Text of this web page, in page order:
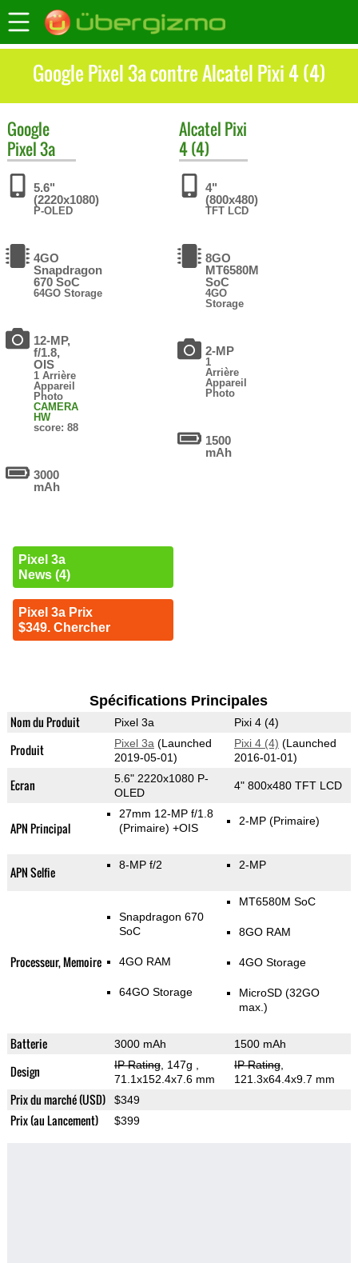
Google Pixel 3a contre Alcatel Pixi 4 (4)
Google
Pixel 3a
5.6"
(2220x1080)
P-OLED
4GO
Snapdragon
670 SoC
64GO Storage
12-MP,
f/1.8,
OIS
1 Arrière
Appareil
Photo
CAMERA
HW
score: 88
3000
mAh
Pixel 3a
News (4)
Pixel 3a Prix
$349. Chercher
Alcatel Pixi
4 (4)
4"
(800x480)
TFT LCD
8GO
MT6580M
SoC
4GO
Storage
2-MP
1
Arrière
Appareil
Photo
1500
mAh
Spécifications Principales
Nom du Produit Pixel 3a Pixi 4 (4)
Produit Pixel 3a (Launched
2019-05-01)
Pixi 4 (4) (Launched
2016-01-01)
Ecran
5.6" 2220x1080 P-
OLED
4" 800x480 TFT LCD
APN Principal
27mm 12-MP f/1.8
(Primaire) +OIS
2-MP (Primaire)
APN Selfie 8-MP f/2 2-MP
Processeur, Memoire
Snapdragon 670
SoC
4GO RAM
64GO Storage
MT6580M SoC
8GO RAM
4GO Storage
MicroSD (32GO
max.)
Batterie 3000 mAh 1500 mAh
Design IP Rating, 147g
71.1x152.4x7.6 mm
IP Rating,
121.3x64.4x9.7 mm
Prix du marché (USD) $349
Prix (au Lancement) $399